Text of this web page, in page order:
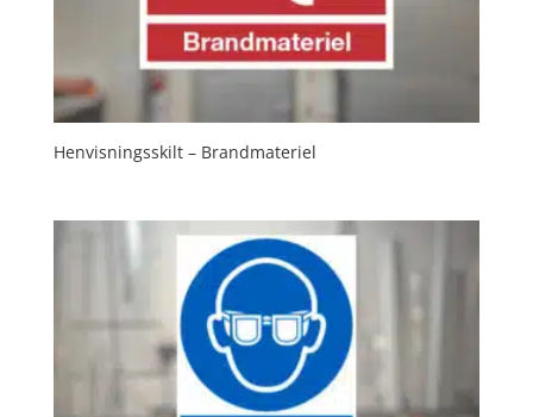
Henvisningsskilt – Brandmateriel